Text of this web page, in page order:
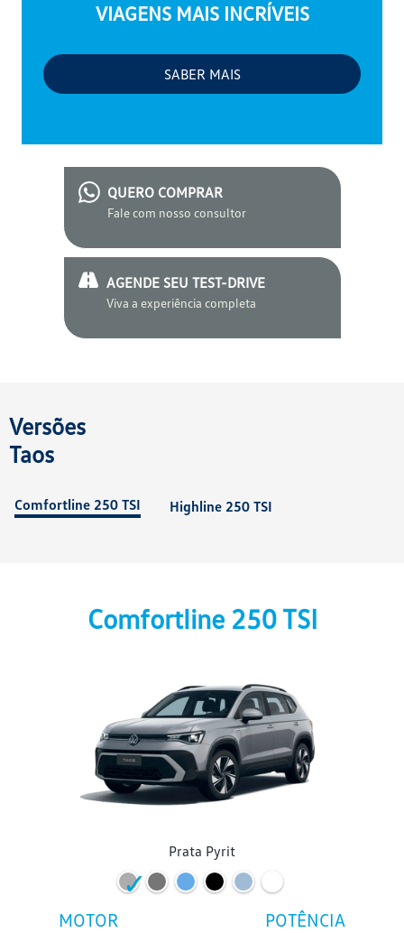
VIAGENS MAIS INCRÍVEIS
SABER MAIS
QUERO COMPRAR
Fale com nosso consultor
AGENDE SEU TEST-DRIVE
Viva a experiência completa
Versões
Taos
Comfortline 250 TSI Highline 250 TSI
Comfortline 250 TSI
Prata Pyrit
MOTOR POTÊNCIA